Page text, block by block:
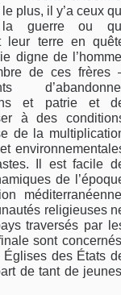
plus, il y’a ceux
la guerre ou
leur terre en
digne de
de ces frères
et patrie et
à des
de la
Il est facile
de
religieuses
traversés par
sont
des États
de tant de